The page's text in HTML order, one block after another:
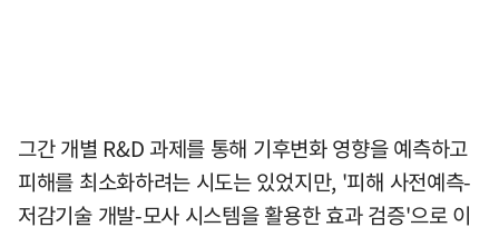
그간 개별 R&D 과제를 통해 기후변화 영향을 예측하고
피해를 최소화하려는 시도는 있었지만, '피해 사전예측-
저감기술 개발-모사 시스템을 활용한 효과 검증'으로 이